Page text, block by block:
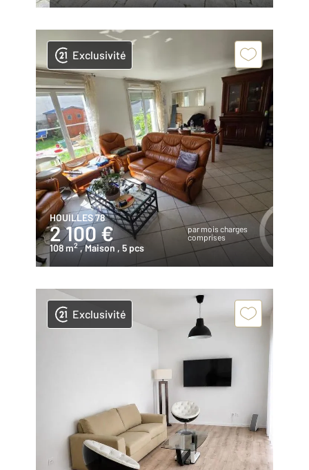
Exclusivité
HOUILLES 78
2 100 €
par mois charges
comprises
108 m2 , Maison , 5 pcs
Exclusivité